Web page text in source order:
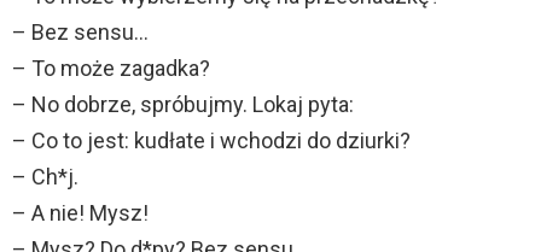
– Bez sensu…
– To może zagadka?
– No dobrze, spróbujmy. Lokaj pyta:
– Co to jest: kudłate i wchodzi do dziurki?
– Ch*j.
– A nie! Mysz!